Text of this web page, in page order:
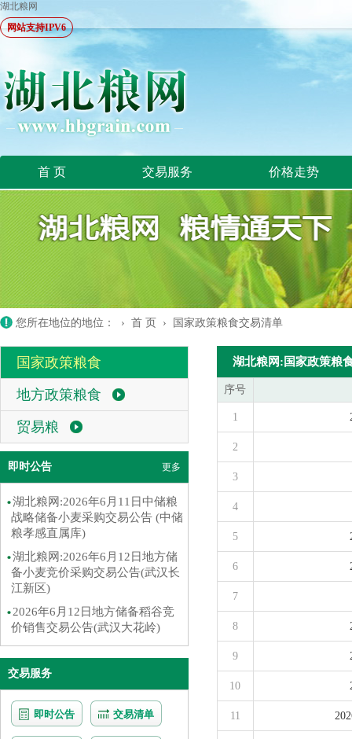
湖北粮网
网站支持IPV6
首 页 交易服务 价格走势
您所在地位的地位： › 首 页 › 国家政策粮食交易清单
国家政策粮食
地方政策粮食
贸易粮
即时公告 更多
湖北粮网:2026年6月11日中储粮
战略储备小麦采购交易公告 (中储
粮孝感直属库)
湖北粮网:2026年6月12日地方储
备小麦竞价采购交易公告(武汉长
江新区)
2026年6月12日地方储备稻谷竞
价销售交易公告(武汉大花岭)
交易服务
即时公告 交易清单
湖北粮网:国家政策粮
序号
1
2
3
4
5
6
7
8
9
10
11